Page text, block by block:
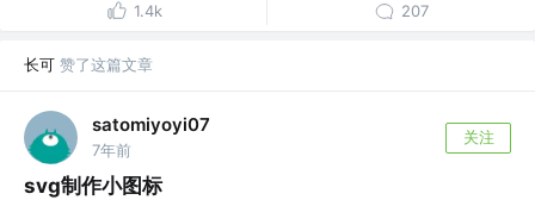
1.4k 207
长可 赞了这篇文章
satomiyoyi07
7年前
关注
svg制作小图标